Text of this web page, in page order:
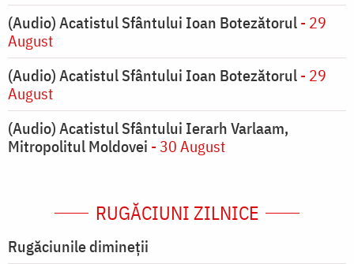
(Audio) Acatistul Sfântului Ioan Botezătorul- 29
August
(Audio) Acatistul Sfântului Ioan Botezătorul- 29
August
(Audio) Acatistul Sfântului Ierarh Varlaam,
Mitropolitul Moldovei - 30 August
RUGĂCIUNI ZILNICE
Rugăciunile dimineții